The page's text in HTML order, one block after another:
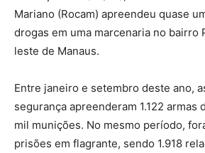
Mariano (Rocam) apreendeu quase
drogas em uma marcenaria no bairro
leste de Manaus.
Entre janeiro e setembro deste ano,
segurança apreenderam 1.122 armas
mil munições. No mesmo período,
prisões em flagrante, sendo 1.918